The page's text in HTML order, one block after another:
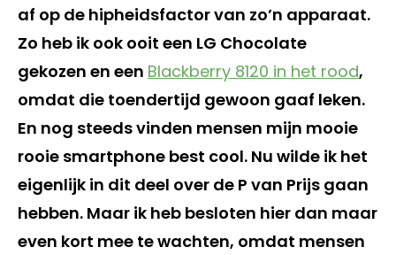
af op de hipheidsfactor van zo’n apparaat.
Zo heb ik ook ooit een LG Chocolate
gekozen en een Blackberry 8120 in het rood,
omdat die toendertijd gewoon gaaf leken.
En nog steeds vinden mensen mijn mooie
rooie smartphone best cool. Nu wilde ik het
eigenlijk in dit deel over de P van Prijs gaan
hebben. Maar ik heb besloten hier dan maar
even kort mee te wachten, omdat mensen